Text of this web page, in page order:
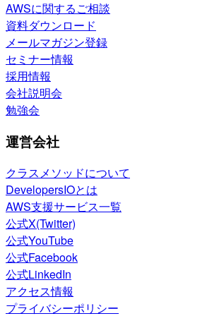
AWSに関するご相談
資料ダウンロード
メールマガジン登録
セミナー情報
採用情報
会社説明会
勉強会
運営会社
クラスメソッドについて
DevelopersIOとは
AWS支援サービス一覧
公式X(Twitter)
公式YouTube
公式Facebook
公式LinkedIn
アクセス情報
プライバシーポリシー